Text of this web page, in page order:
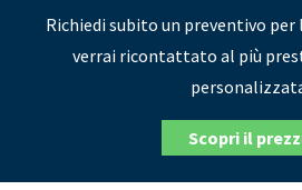
Richiedi subito un preventivo per
verrai ricontattato al più
Scopri il